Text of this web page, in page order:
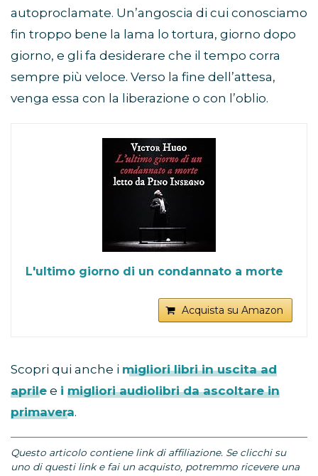
autoproclamate. Un’angoscia di cui conosciamo
fin troppo bene la lama lo tortura, giorno dopo
giorno, e gli fa desiderare che il tempo corra
sempre più veloce. Verso la fine dell’attesa,
venga essa con la liberazione o con l’oblio.
L'ultimo giorno di un condannato a morte
Acquista su Amazon
Scopri qui anche i migliori libri in uscita ad
aprile e i migliori audiolibri da ascoltare in
primavera.
Questo articolo contiene link di affiliazione. Se clicchi su
uno di questi link e fai un acquisto, potremmo ricevere una